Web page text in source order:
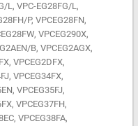
L, VPC-EG28FG/L,
P, VPCEG28FN,
VPCEG290X,
B, VPCEG2AGX,
VPCEG2DFX,
VPCEG34FX,
VPCEG35FJ,
VPCEG37FH,
VPCEG38FA,